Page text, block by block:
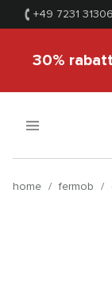
+49 7231
30%
home / fermob /